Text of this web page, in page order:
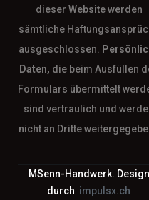
dieser Website werden
sämtliche
ausgeschlossen.
Daten, die beim Ausfüllen
Formulars übermittelt
sind vertraulich und
nicht an Dritte
MSenn-Handwerk. Design
durch impulsx.ch